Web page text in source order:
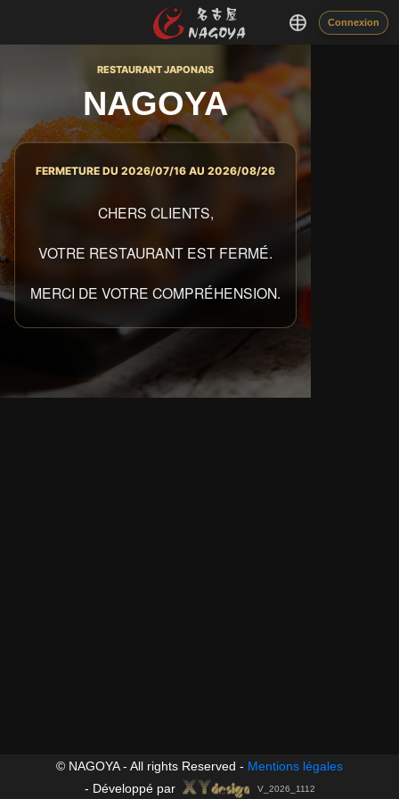
Connexion
RESTAURANT JAPONAIS
NAGOYA
FERMETURE DU 2026/07/16 AU 2026/08/26
CHERS CLIENTS,
VOTRE RESTAURANT EST FERMÉ.
MERCI DE VOTRE COMPRÉHENSION.
© NAGOYA - All rights Reserved - Mentions légales
- Développé par V_2026_1112